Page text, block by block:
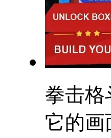
拳击格
它的画